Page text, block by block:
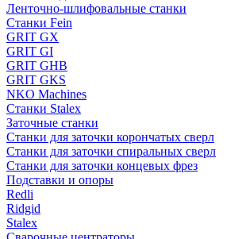
Ленточно-шлифовальные станки
Станки Fein
GRIT GX
GRIT GI
GRIT GHB
GRIT GKS
NKO Machines
Станки Stalex
Заточные станки
Станки для заточки корончатых сверл
Станки для заточки спиральных сверл
Станки для заточки концевых фрез
Подставки и опоры
Redli
Ridgid
Stalex